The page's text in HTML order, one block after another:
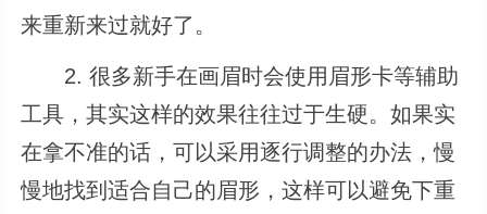
来重新来过就好了。
2. 很多新手在画眉时会使用眉形卡等辅助
工具，其实这样的效果往往过于生硬。如果实
在拿不准的话，可以采用逐行调整的办法，慢
慢地找到适合自己的眉形，这样可以避免下重